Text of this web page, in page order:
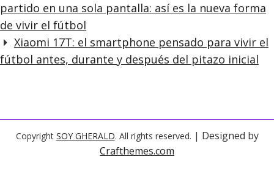
partido en una sola pantalla: así es la nueva forma
de vivir el fútbol
Xiaomi 17T: el smartphone pensado para vivir el
fútbol antes, durante y después del pitazo inicial
Copyright SOY GHERALD. All rights reserved. | Designed by
Crafthemes.com